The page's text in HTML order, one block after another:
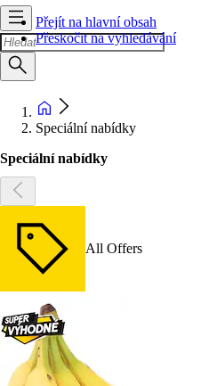
Přejít na hlavní obsah
Přeskočit na vyhledávání
Speciální nabídky
Speciální nabídky
All Offers